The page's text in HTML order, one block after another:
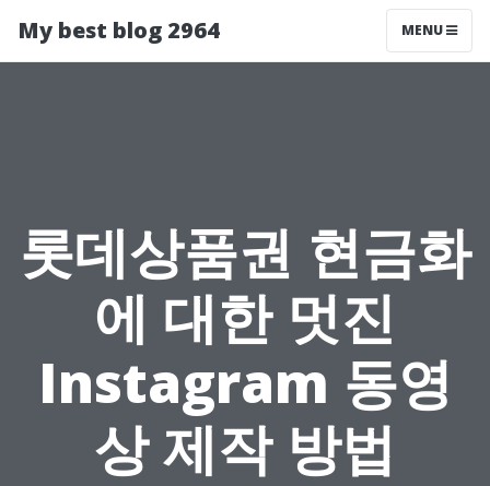
My best blog 2964 MENU
롯데상품권 현금화
에 대한 멋진
Instagram 동영
상 제작 방법